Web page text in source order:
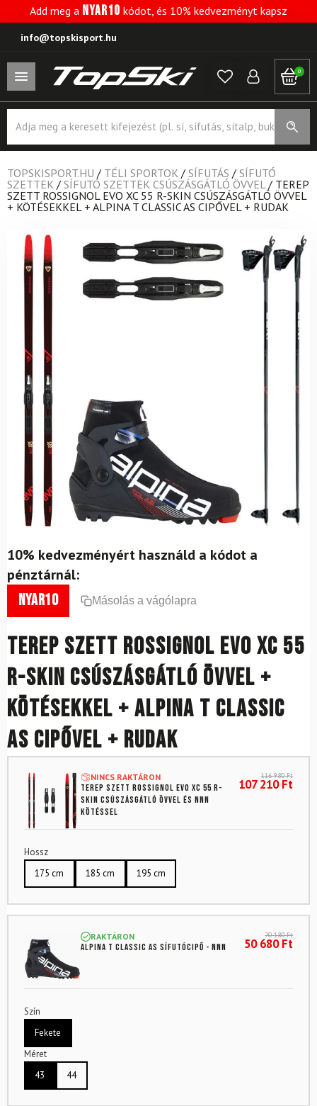
Add meg a NYAR10 kódot, és 10% kedvezményt kapsz
info@topskisport.hu
0
search
TOPSKISPORT.HU / TÉLI SPORTOK / SÍFUTÁS / SÍFUTÓ
SZETTEK / SÍFUTÓ SZETTEK CSÚSZÁSGÁTLÓ ÖVVEL/ TEREP
SZETT ROSSIGNOL EVO XC 55 R-SKIN CSÚSZÁSGÁTLÓ ÖVVEL
+ KÖTÉSEKKEL + ALPINA T CLASSIC AS CIPŐVEL + RUDAK
10% kedvezményért használd a kódot a
pénztárnál:
nyar10 Másolás a vágólapra
Terep szett ROSSIGNOL Evo XC 55
R-Skin csúszásgátló övvel +
kötésekkel + ALPINA T Classic
AS cipővel + rudak
NINCS RAKTÁRON
Terep szett ROSSIGNOL Evo XC 55 R-
Skin csúszásgátló övvel és NNN
kötéssel
116 980Ft
107 210Ft
Hossz
175 cm
185 cm 195 cm
RAKTÁRON
ALPINA T Classic AS sífutócipő - NNN
70 180Ft
50 680Ft
Szín
Fekete
Méret
43
44